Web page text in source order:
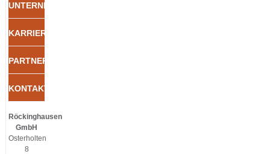
UNTERNEHMEN
KARRIERE
PARTNERSCHAFTEN
KONTAKT
Röckinghausen
GmbH
Osterholten
8